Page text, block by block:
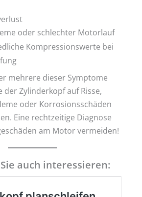
oder schlechter Motorlauf
Kompressionswerte bei
mehrere dieser Symptome
Zylinderkopf auf Risse,
oder Korrosionsschäden
Eine rechtzeitige Diagnose
am Motor vermeiden!
auch interessieren: